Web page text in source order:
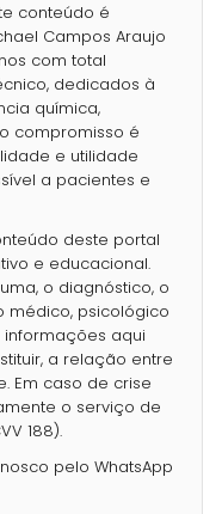
conteúdo é
Campos Araujo
com total
dedicados à
química,
compromisso é
e utilidade
a pacientes e
deste portal
e educacional.
o diagnóstico, o
médico, psicológico
informações aqui
a relação entre
Em caso de crise
o serviço de
188).
pelo WhatsApp